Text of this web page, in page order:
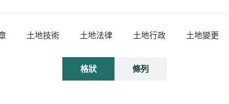
土地技術 土地法律 土地行政 土地變更
格狀 條列